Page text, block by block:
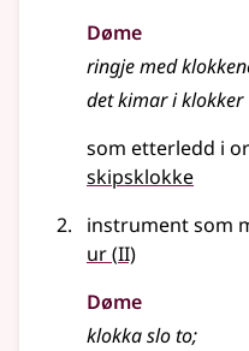
Døme
ringje med
det kimar i klokker
som etterledd i
skipsklokke
instrument som
ur(2
II)
Døme
klokka slo to;